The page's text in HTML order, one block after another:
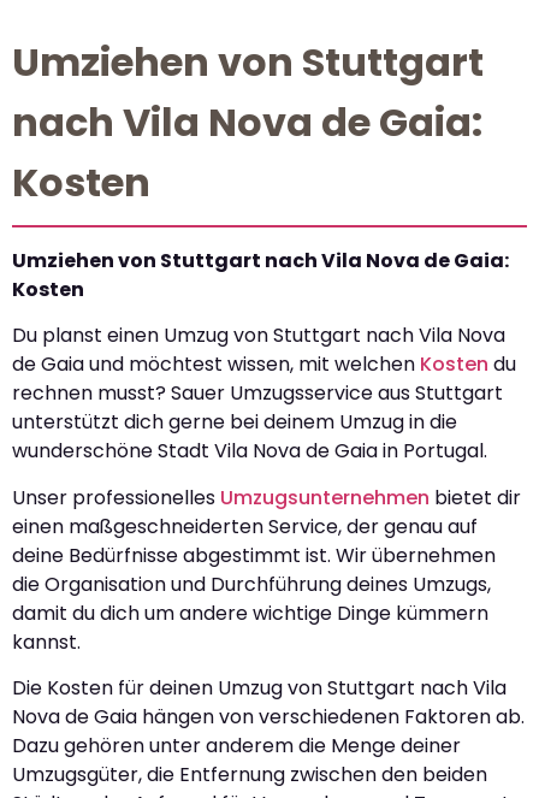
Umziehen von Stuttgart
nach Vila Nova de Gaia:
Kosten
Umziehen von Stuttgart nach Vila Nova de Gaia:
Kosten
Du planst einen Umzug von Stuttgart nach Vila Nova
de Gaia und möchtest wissen, mit welchen Kosten du
rechnen musst? Sauer Umzugsservice aus Stuttgart
unterstützt dich gerne bei deinem Umzug in die
wunderschöne Stadt Vila Nova de Gaia in Portugal.
Unser professionelles Umzugsunternehmen bietet dir
einen maßgeschneiderten Service, der genau auf
deine Bedürfnisse abgestimmt ist. Wir übernehmen
die Organisation und Durchführung deines Umzugs,
damit du dich um andere wichtige Dinge kümmern
kannst.
Die Kosten für deinen Umzug von Stuttgart nach Vila
Nova de Gaia hängen von verschiedenen Faktoren ab.
Dazu gehören unter anderem die Menge deiner
Umzugsgüter, die Entfernung zwischen den beiden